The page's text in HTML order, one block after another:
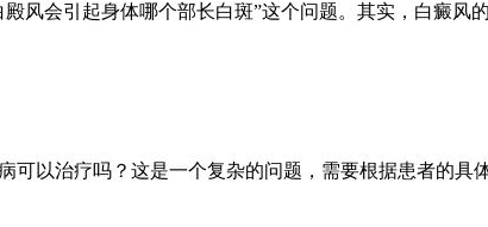
风会引起身体哪个部长白斑”这个问题。其实，白癜风
以治疗吗？这是一个复杂的问题，需要根据患者的具